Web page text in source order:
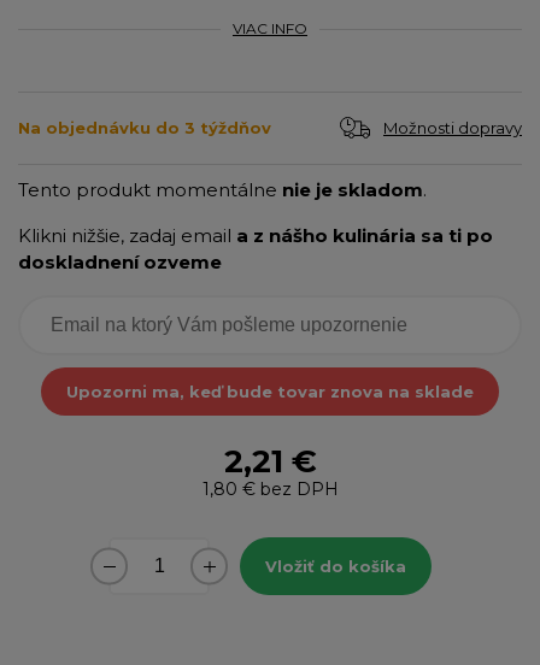
VIAC INFO
Na objednávku do 3 týždňov Možnosti dopravy
Tento produkt momentálne nie je skladom.
Klikni nižšie, zadaj email a z nášho kulinária sa ti po
doskladnení ozveme
Upozorni ma, keď bude tovar znova na sklade
2,21 €
1,80 €bez DPH
Vložiť do košíka